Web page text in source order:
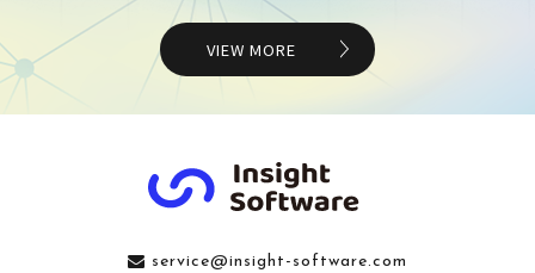
VIEW MORE
service@insight-software.com